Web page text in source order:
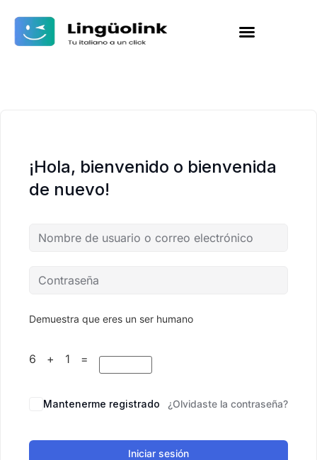
¡Hola, bienvenido o bienvenida
de nuevo!
Demuestra que eres un ser humano
6 + 1 =
Mantenerme registrado ¿Olvidaste la contraseña?
Iniciar sesión